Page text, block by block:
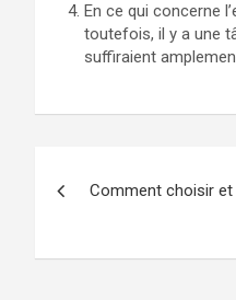
En ce qui concerne
toutefois, il y a une
suffiraient
l’article
Comment choisir et